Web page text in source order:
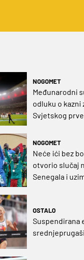
NOGOMET
Međunarodni
odluku o kazni
Svjetskog
zatvaranju
NOGOMET
Neće ići bez
otvorio slučaj
Senegala i
OSTALO
Suspendirana